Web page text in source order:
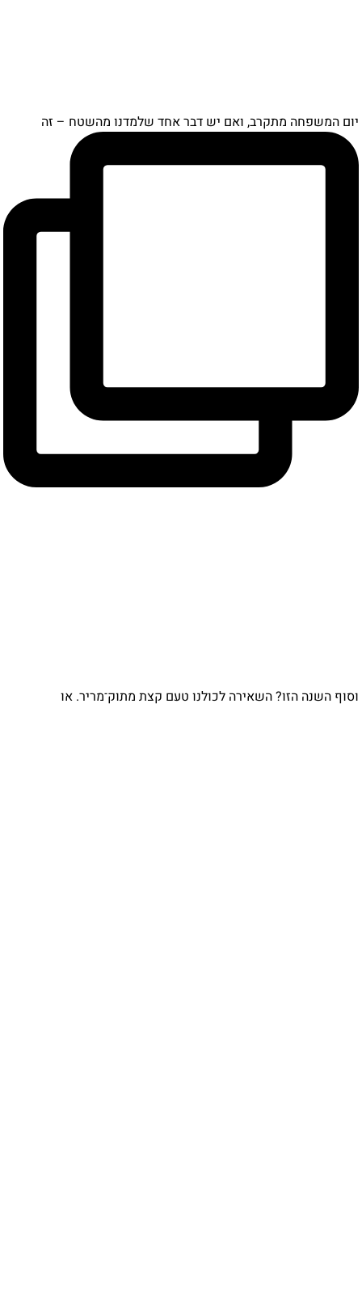
המשפחה מתקרב, ואם יש דבר אחד שלמדנו מהשטח – זה
השנה הזו? השאירה לכולנו טעם קצת מתוק־מריר. או